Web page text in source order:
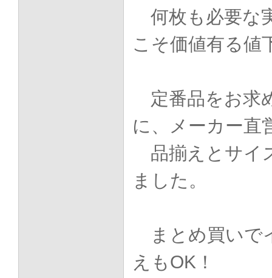
何枚も必要な
こそ価値有る値
定番品をお求
に、メーカー直
品揃えとサイ
ました。
まとめ買いで
えもOK！